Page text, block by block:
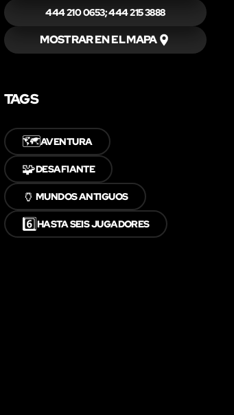
444 210 0653; 444 215 3888
MOSTRAR EN EL MAPA
TAGS
🗺️AVENTURA
🧩DESAFIANTE
🏺 MUNDOS ANTIGUOS
6️⃣HASTA SEIS JUGADORES